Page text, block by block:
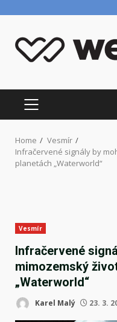
content
PRIMARY
MENU
Home
Vesmír
Infračervené signály by
planetách „Waterworld“
Vesmír
Infračervené
mimozemský
„Waterworld“
Karel Malý 23. 3.